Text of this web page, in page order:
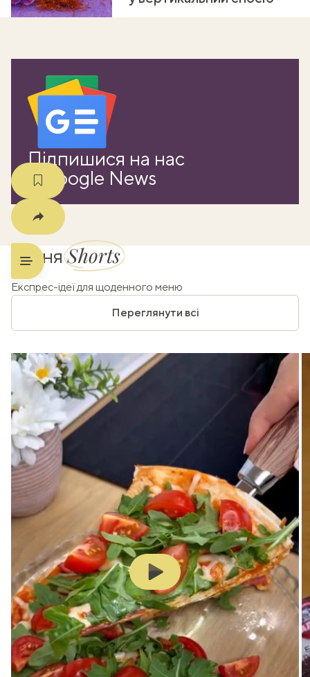
Підпишися на нас
в Google News
КухняShorts
Експрес-ідеї для щоденного меню
Переглянути всі
Play